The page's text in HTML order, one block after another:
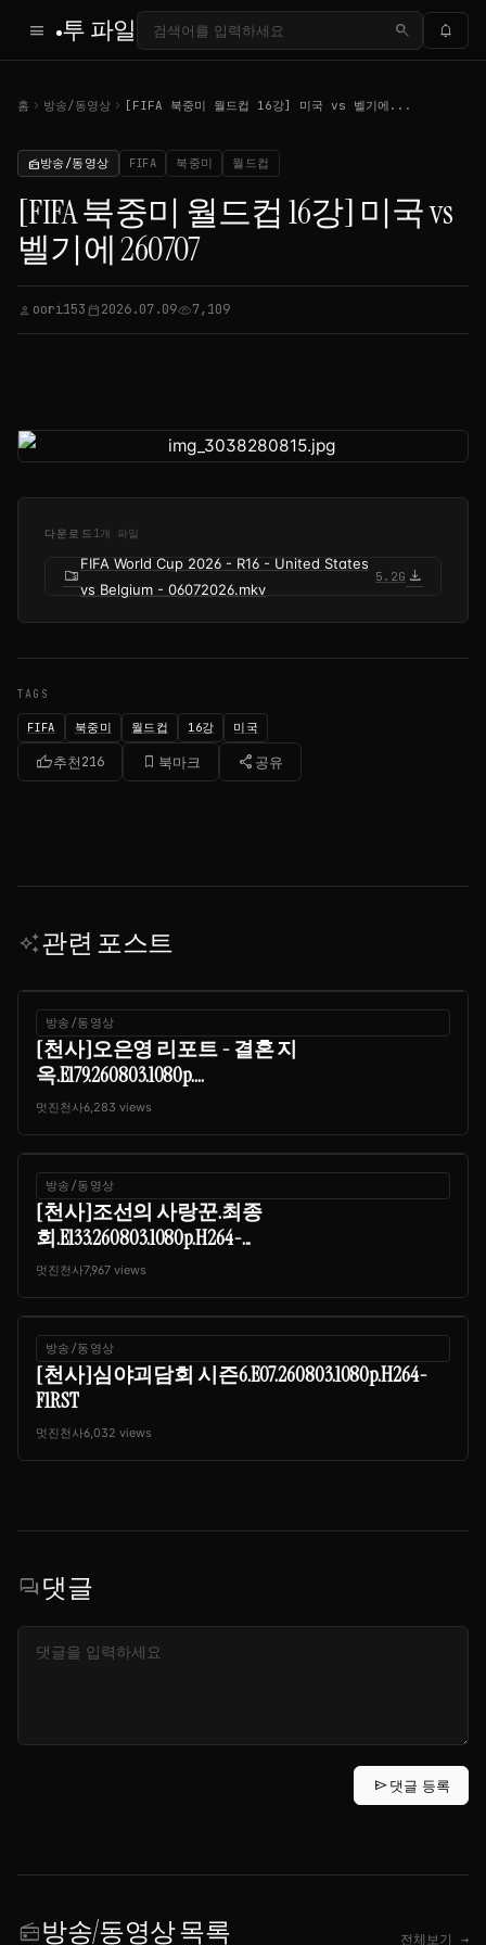
menu 투 파일 search notifications
홈 chevron_right 방송/동영상 chevron_right [FIFA 북중미 월드컵 16강] 미국 vs 벨기에...
radio방송/동영상 FIFA 북중미 월드컵
[FIFA 북중미 월드컵 16강] 미국 vs
벨기에 260707
person oori153 calendar_today2026.07.09visibility7,109
다운로드 1개 파일
folder_zip
FIFA World Cup 2026 - R16 - United States
vs Belgium - 06072026.mkv
5.2G download
TAGS
FIFA 북중미 월드컵 16강 미국
thumb_up추천216 bookmark_border 북마크 share 공유
auto_awesome관련 포스트
방송/동영상
[천사]오은영 리포트 - 결혼 지
옥.E179.260803.1080p....
멋진천사6,283 views
방송/동영상
[천사]조선의 사랑꾼.최종
회.E133.260803.1080p.H264-...
멋진천사7,967 views
방송/동영상
[천사]심야괴담회 시즌6.E07.260803.1080p.H264-
F1RST
멋진천사6,032 views
forum댓글
send댓글 등록
radio방송/동영상 목록 전체보기 →